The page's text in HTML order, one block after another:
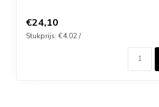
€24,10
Stukprijs: €4,02 /